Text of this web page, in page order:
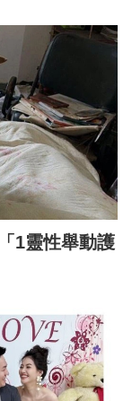
1靈性舉動護